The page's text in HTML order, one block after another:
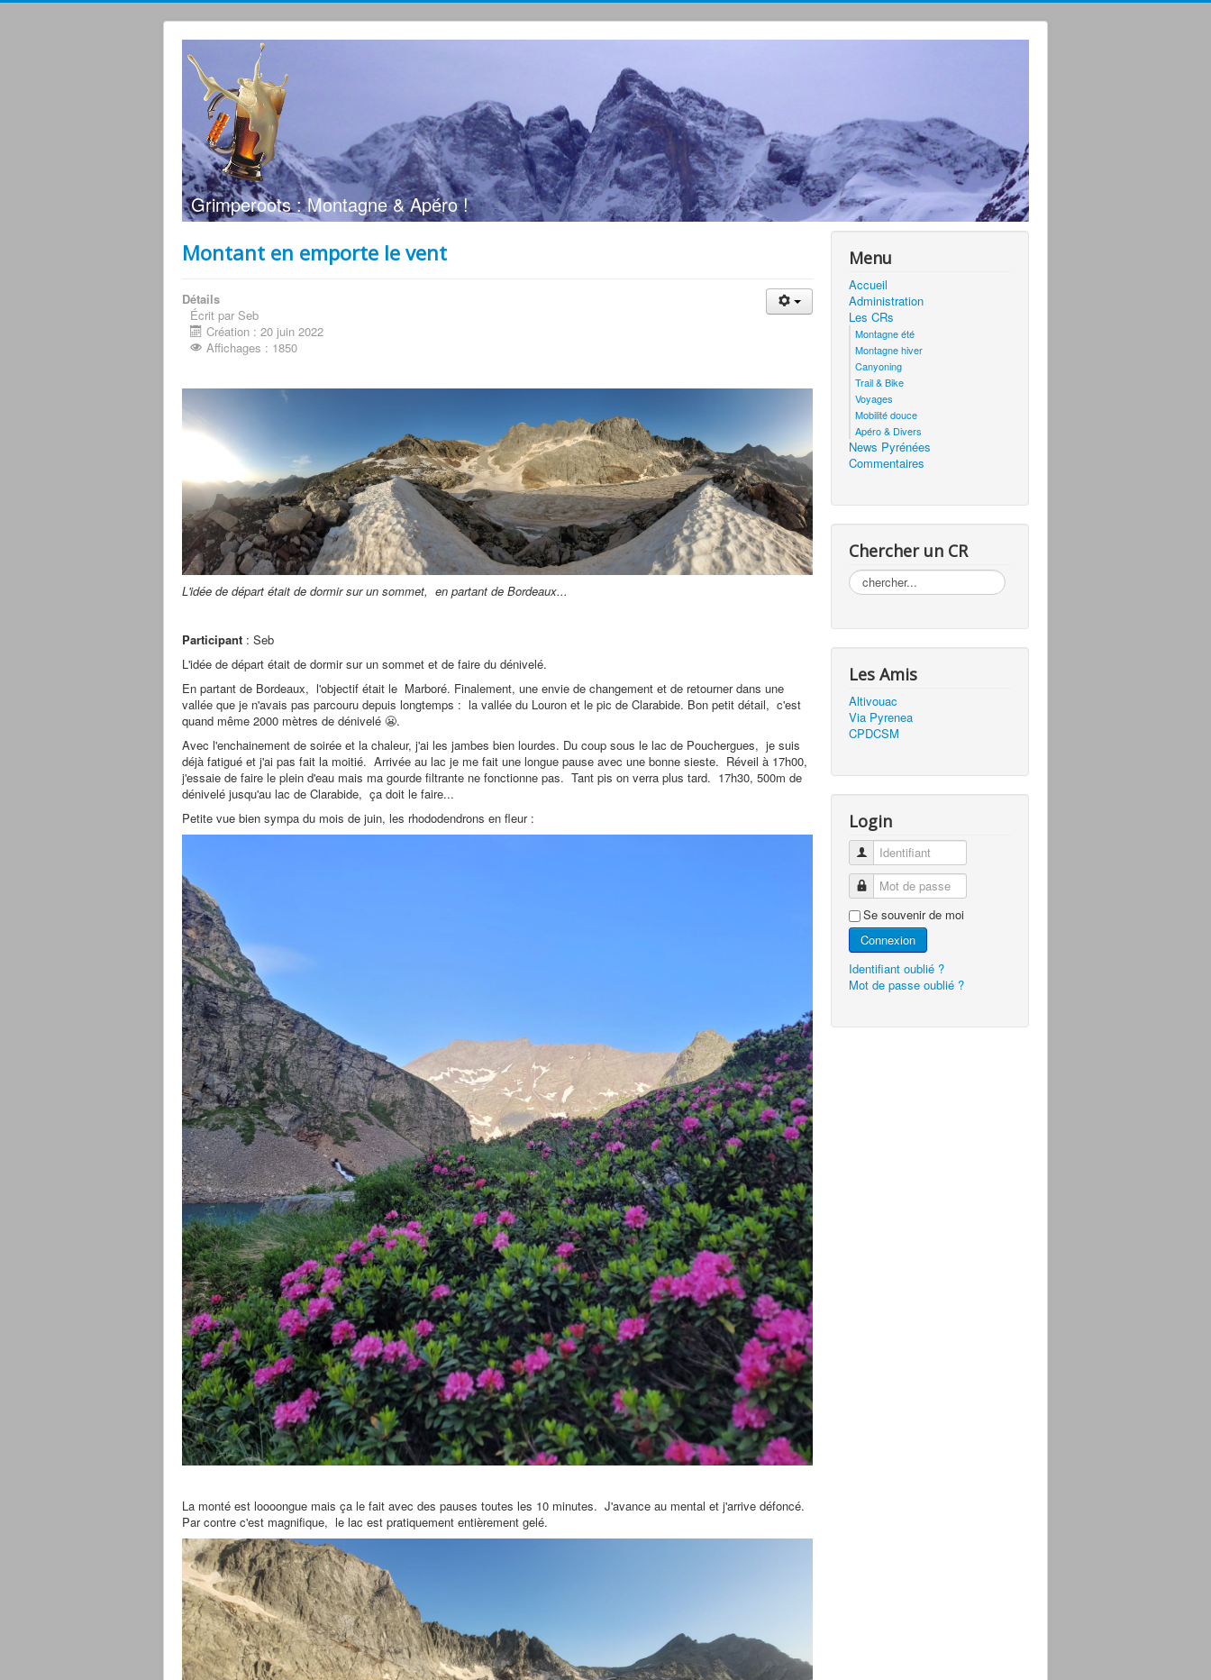
Grimperoots : Montagne & Apéro !
Montant en emporte le vent
Détails
Écrit par Seb
Création : 20 juin 2022
Affichages : 1850
L'idée de départ était de dormir sur un sommet, en partant de Bordeaux...
Participant : Seb
L'idée de départ était de dormir sur un sommet et de faire du dénivelé.
En partant de Bordeaux, l'objectif était le Marboré. Finalement, une envie de changement et de retourner dans une
vallée que je n'avais pas parcouru depuis longtemps : la vallée du Louron et le pic de Clarabide. Bon petit détail, c'est
quand même 2000 mètres de dénivelé 😬.
Avec l'enchainement de soirée et la chaleur, j'ai les jambes bien lourdes. Du coup sous le lac de Pouchergues, je suis
déjà fatigué et j'ai pas fait la moitié. Arrivée au lac je me fait une longue pause avec une bonne sieste. Réveil à 17h00,
j'essaie de faire le plein d'eau mais ma gourde filtrante ne fonctionne pas. Tant pis on verra plus tard. 17h30, 500m de
dénivelé jusqu'au lac de Clarabide, ça doit le faire...
Petite vue bien sympa du mois de juin, les rhododendrons en fleur :
La monté est loooongue mais ça le fait avec des pauses toutes les 10 minutes. J'avance au mental et j'arrive défoncé.
Par contre c'est magnifique, le lac est pratiquement entièrement gelé.
Menu
Accueil
Administration
Les CRs
Montagne été
Montagne hiver
Canyoning
Trail & Bike
Voyages
Mobilité douce
Apéro & Divers
News Pyrénées
Commentaires
Chercher un CR
Rechercher
Les Amis
Altivouac
Via Pyrenea
CPDCSM
Login
Identifiant
Mot de passe
Se souvenir de moi
Connexion
Identifiant oublié ?
Mot de passe oublié ?